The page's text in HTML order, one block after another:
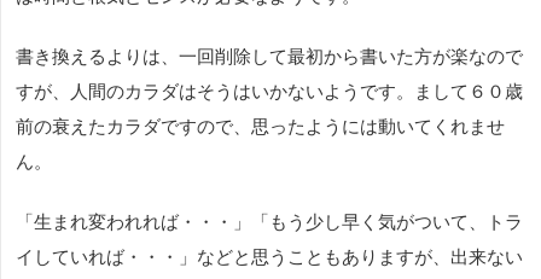
書き換えるよりは、一回削除して最初から書いた方が楽なので
すが、人間のカラダはそうはいかないようです。まして６０歳
前の衰えたカラダですので、思ったようには動いてくれませ
ん。
「生まれ変われれば・・・」「もう少し早く気がついて、トラ
イしていれば・・・」などと思うこともありますが、出来ない